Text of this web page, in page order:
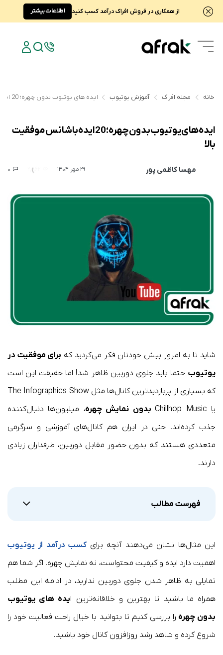
از همکاری در فروش افراک درآمد کسب کنید اطلاعات بیشتر
خانه مجله افراک آموزش یوتیوب ایده های یوتیوب بدون چهره؛ 20 ایده با شانس موفقیت بالا
ایده های یوتیوب بدون چهره؛ 20 ایده با شانس موفقیت
بالا
مهسا کاظمی پور 29 مهر 1404
شاید تا به امروز پیش خودتان فکر می‌کردید که برای موفقیت در
یوتیوب حتما باید جلوی دوربین ظاهر شد! اما حقیقت این است
که بسیاری از پربازدیدترین کانال‌ها مثل The Infographics Show
یا Chillhop Music
بدون نمایش چهره، میلیون‌ها دنبال‌کننده
جذب کرده‌اند. حتی در ایران هم کانال‌های آموزشی و سرگرمی
متعددی هستند که بدون حضور مقابل دوربین، طرفداران زیادی
دارند.
فهرست مطالب
این مثال‌ها نشان می‌دهند آنچه برای کسب درآمد از یوتیوب
اهمیت دارد ایده و کیفیت محتواست، نه نمایش چهره. اگر شما هم
تمایلی به ظاهر شدن جلوی دوربین ندارید، در ادامه‌ این مطلب
همراه ما باشید تا بهترین و خلاقانه‌ترین ایده‌ های یوتیوب
بدون چهره را بررسی کنیم تا بتوانید با خیال راحت فعالیت خود را
شروع کرده و شاهد رشد روزافزون کانال خود باشید.